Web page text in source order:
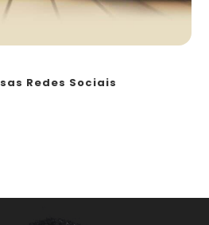
Redes Sociais